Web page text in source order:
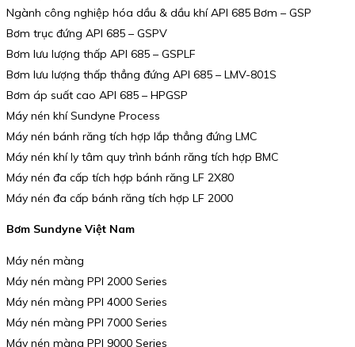
Ngành công nghiệp hóa dầu & dầu khí API 685 Bơm – GSP
Bơm trục đứng API 685 – GSPV
Bơm lưu lượng thấp API 685 – GSPLF
Bơm lưu lượng thấp thẳng đứng API 685 – LMV-801S
Bơm áp suất cao API 685 – HPGSP
Máy nén khí Sundyne Process
Máy nén bánh răng tích hợp lắp thẳng đứng LMC
Máy nén khí ly tâm quy trình bánh răng tích hợp BMC
Máy nén đa cấp tích hợp bánh răng LF 2X80
Máy nén đa cấp bánh răng tích hợp LF 2000
Bơm Sundyne Việt Nam
Máy nén màng
Máy nén màng PPI 2000 Series
Máy nén màng PPI 4000 Series
Máy nén màng PPI 7000 Series
Máy nén màng PPI 9000 Series